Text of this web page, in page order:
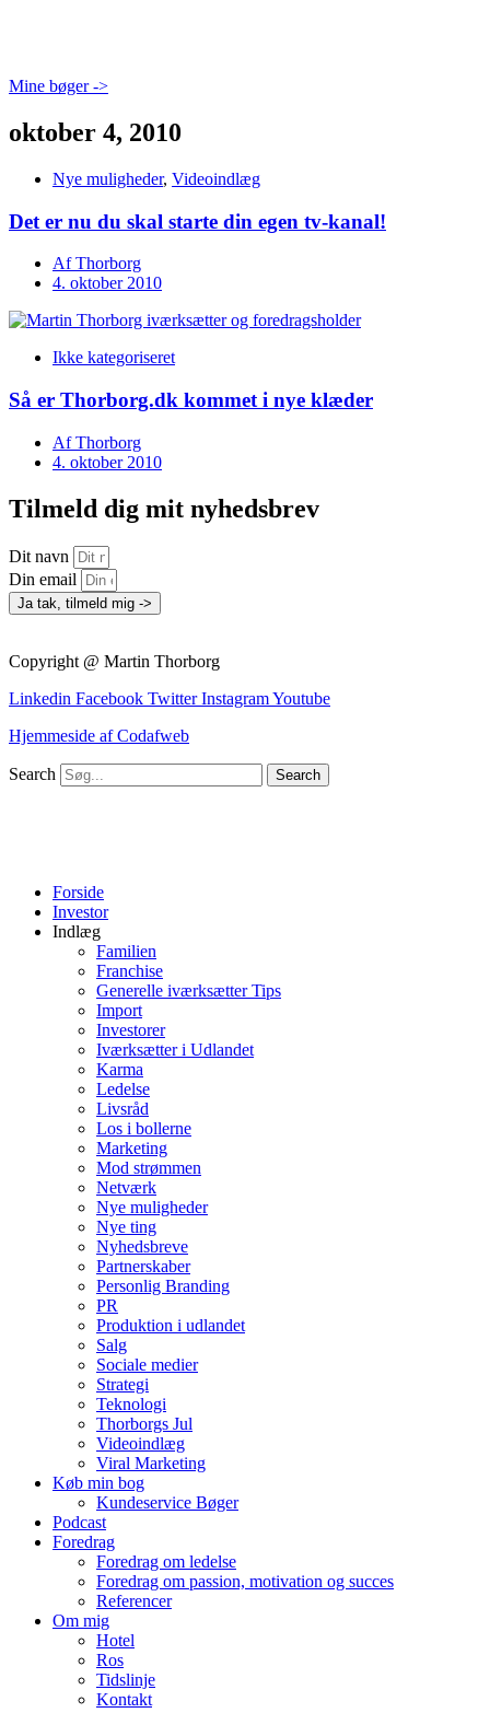
Mine bøger ->
oktober 4, 2010
Nye muligheder, Videoindlæg
Det er nu du skal starte din egen tv-kanal!
AfThorborg
4. oktober 2010
Ikke kategoriseret
Så er Thorborg.dk kommet i nye klæder
AfThorborg
4. oktober 2010
Tilmeld dig mit nyhedsbrev
Dit navn
Din email
Ja tak, tilmeld mig ->
Copyright @ Martin Thorborg
Linkedin Facebook Twitter InstagramYoutube
Hjemmeside af Codafweb
Search Search
Forside
Investor
Indlæg
Familien
Franchise
Generelle iværksætter Tips
Import
Investorer
Iværksætter i Udlandet
Karma
Ledelse
Livsråd
Los i bollerne
Marketing
Mod strømmen
Netværk
Nye muligheder
Nye ting
Nyhedsbreve
Partnerskaber
Personlig Branding
PR
Produktion i udlandet
Salg
Sociale medier
Strategi
Teknologi
Thorborgs Jul
Videoindlæg
Viral Marketing
Køb min bog
Kundeservice Bøger
Podcast
Foredrag
Foredrag om ledelse
Foredrag om passion, motivation og succes
Referencer
Om mig
Hotel
Ros
Tidslinje
Kontakt